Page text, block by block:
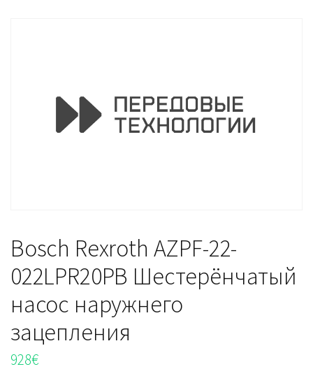
Bosch Rexroth AZPF-22-
022LPR20PB Шестерёнчатый
насос наружнего
зацепления
928€